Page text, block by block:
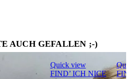
AUCH GEFALLEN ;-)
Quick view
FIND’ ICH NICE